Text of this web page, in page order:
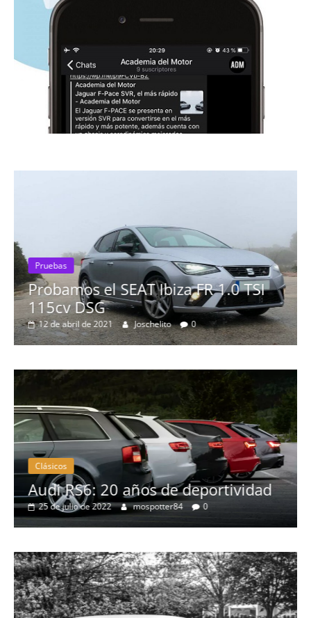
Pruebas
Probamos el SEAT Ibiza FR 1.0 TSI
115cv DSG
12 de abril de 2021 Joschelito 0
Clásicos
Audi RS6: 20 años de deportividad
25 de julio de 2022 mospotter84 0